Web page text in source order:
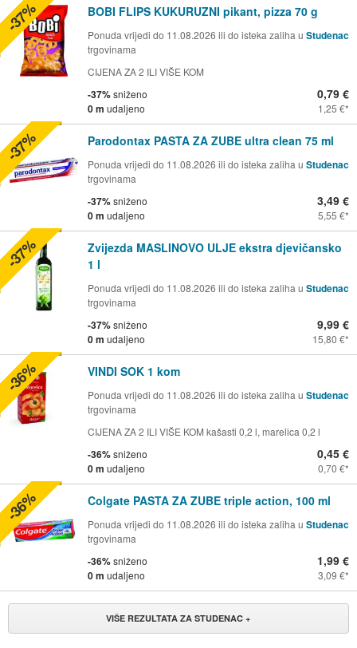
BOBI FLIPS KUKURUZNI pikant, pizza 70 g
Ponuda vrijedi do 11.08.2026 ili do isteka zaliha u Studenac
trgovinama
CIJENA ZA 2 ILI VIŠE KOM
-37%sniženo
0 m udaljeno
0,79 €
1,25 €
-37%
Parodontax PASTA ZA ZUBE ultra clean 75 ml
Ponuda vrijedi do 11.08.2026 ili do isteka zaliha u Studenac
trgovinama
-37%sniženo
0 m udaljeno
3,49 €
5,55 €
-37%
Zvijezda MASLINOVO ULJE ekstra djevičansko
1 l
Ponuda vrijedi do 11.08.2026 ili do isteka zaliha u Studenac
trgovinama
-37%sniženo
0 m udaljeno
9,99 €
15,80 €
-37%
VINDI SOK 1 kom
Ponuda vrijedi do 11.08.2026 ili do isteka zaliha u Studenac
trgovinama
CIJENA ZA 2 ILI VIŠE KOM kašasti 0,2 l, marelica 0,2 l
-36%sniženo
0 m udaljeno
0,45 €
0,70 €
-36%
Colgate PASTA ZA ZUBE triple action, 100 ml
Ponuda vrijedi do 11.08.2026 ili do isteka zaliha u Studenac
trgovinama
-36%sniženo
0 m udaljeno
1,99 €
3,09 €
-36%
VIŠE REZULTATA ZA STUDENAC +